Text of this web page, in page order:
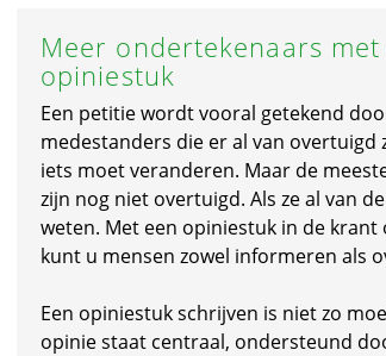
Meer ondertekenaars met
opiniestuk
Een petitie wordt vooral getekend
medestanders die er al van overtuigd
iets moet veranderen. Maar de
zijn nog niet overtuigd. Als ze al van
weten. Met een opiniestuk in de krant
kunt u mensen zowel informeren als
Een opiniestuk schrijven is niet zo
opinie staat centraal, ondersteund